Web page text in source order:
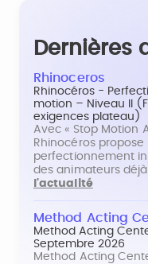
Dernières
Rhinoceros
Rhinocéros -
motion – Niveau II
exigences plateau)
Avec « Stop Motion
Rhinocéros
perfectionnement
des animateurs
l'actualité
Method Acting
Method Acting
Septembre 2026
Method Acting